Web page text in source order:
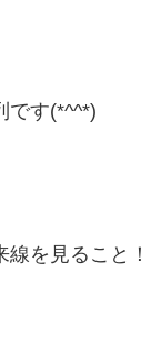
です(*^^*)
を見ること！